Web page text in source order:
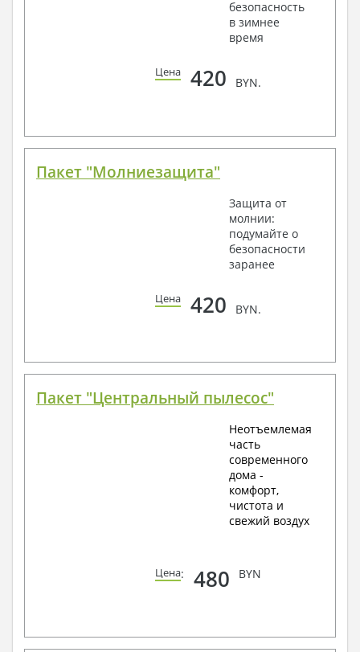
безопасность
в зимнее
время
Цена 420 BYN.
Пакет "Молниезащита"
Защита от
молнии:
подумайте о
безопасности
заранее
Цена 420 BYN.
Пакет "Центральный пылесос"
Неотъемлемая
часть
современного
дома -
комфорт,
чистота и
свежий воздух
Цена: 480 BYN